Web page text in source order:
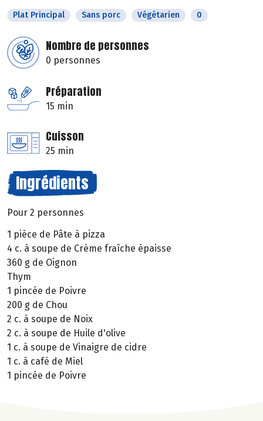
Plat Principal Sans porc Végétarien 0
Nombre de personnes
0 personnes
Préparation
15 min
Cuisson
25 min
Ingrédients
Pour 2 personnes
1 pièce de Pâte à pizza
4 c. à soupe de Crème fraîche épaisse
360 g de Oignon
Thym
1 pincée de Poivre
200 g de Chou
2 c. à soupe de Noix
2 c. à soupe de Huile d'olive
1 c. à soupe de Vinaigre de cidre
1 c. à café de Miel
1 pincée de Poivre